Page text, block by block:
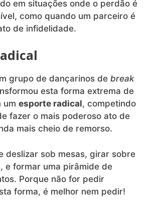
em situações onde o perdão é
como quando um parceiro é
de infidelidade.
grupo de dançarinos de break
esta forma extrema de
um esporte radical, competindo
fazer o mais poderoso ato de
mais cheio de remorso.
deslizar sob mesas, girar sobre
e formar uma pirâmide de
Porque não for pedir
forma, é melhor nem pedir!